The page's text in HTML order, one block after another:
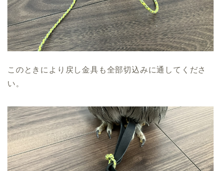
このときにより戻し金具も全部切込みに通してくださ
い。